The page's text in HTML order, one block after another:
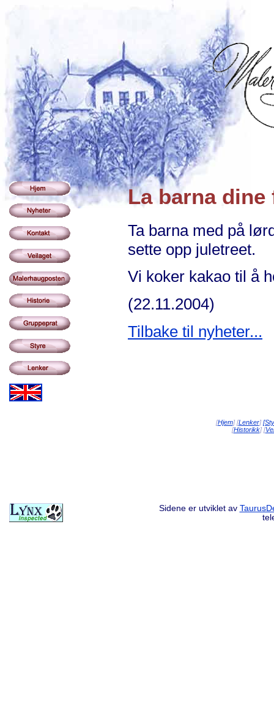
La barna
Ta barna med på
sette opp juletreet.
Vi koker kakao til å
(22.11.2004)
Tilbake til nyheter...
[Hjem] [Lenker]
[Historikk] [
Sidene er utviklet av